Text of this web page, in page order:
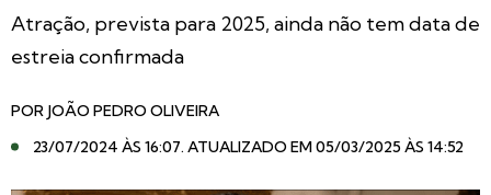
Atração, prevista para 2025, ainda não tem data de
estreia confirmada
POR JOÃO PEDRO OLIVEIRA
23/07/2024 ÀS 16:07. ATUALIZADO EM 05/03/2025 ÀS 14:52